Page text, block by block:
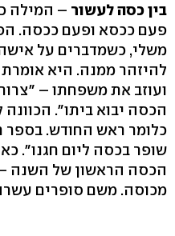
בין כסה לעשור – המילה
פעם ככסא ופעם ככסה.
משלי, כשמדברים על
להיזהר ממנה. היא
ועוזב את משפחתו –
הכסה יבוא ביתו".
כלומר ראש החודש. בספר
שופר בכסה ליום חגנו".
הכסה הראשון של השנה
מכוסה. משם סופרים